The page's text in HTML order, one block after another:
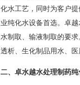
化水工艺，同时为客户
业纯化水设备首选。卓
水制取、输液制取的要
透析、生化制品用水、
二、卓水越水处理制药纯